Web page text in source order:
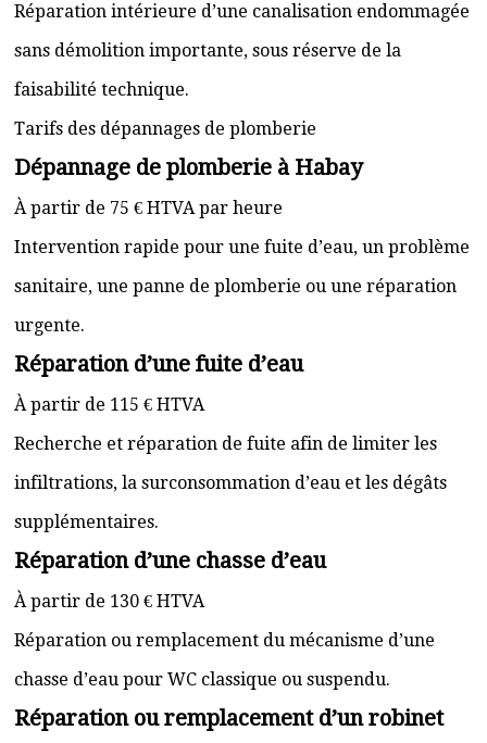
Réparation intérieure d’une canalisation endommagée
sans démolition importante, sous réserve de la
faisabilité technique.
Tarifs des dépannages de plomberie
Dépannage de plomberie à Habay
À partir de 75 € HTVA par heure
Intervention rapide pour une fuite d’eau, un problème
sanitaire, une panne de plomberie ou une réparation
urgente.
Réparation d’une fuite d’eau
À partir de 115 € HTVA
Recherche et réparation de fuite afin de limiter les
infiltrations, la surconsommation d’eau et les dégâts
supplémentaires.
Réparation d’une chasse d’eau
À partir de 130 € HTVA
Réparation ou remplacement du mécanisme d’une
chasse d’eau pour WC classique ou suspendu.
Réparation ou remplacement d’un robinet